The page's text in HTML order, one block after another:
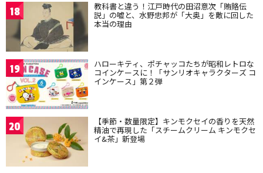
18 教科書と違う！江戸時代の田沼意次「賄賂伝
説」の嘘と、水野忠邦が「大奥」を敵に回した
本当の理由
19 ハローキティ、ポチャッコたちが昭和レトロな
コインケースに！「サンリオキャラクターズ コ
インケース」第２弾
20 【季節・数量限定】キンモクセイの香りを天然
精油で再現した「スチームクリーム キンモクセ
イ&茶」新登場